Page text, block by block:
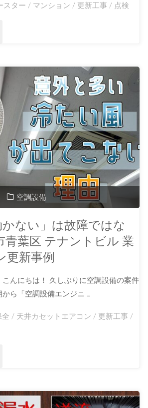
スター / マンション / 更新工事 / 点検
空調設備
ない」は故障ではな
青葉区 テナントビル 業
更新事例
んにちは！ 久しぶりに空調設備の案件
ら「空調設備エンジニ …
全 / 天井カセットエアコン / 更新工事 /